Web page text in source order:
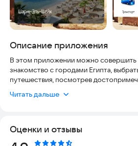
Описание приложения
В этом приложении можно совершить
знакомство с городами Египта,
путешествия, посмотрев
экскурсионных бюро и отелях,
Читать дальше
Оценки и отзывы